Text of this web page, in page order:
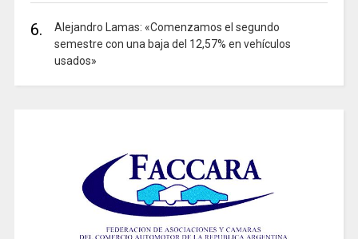
6.
Alejandro Lamas: «Comenzamos el segundo
semestre con una baja del 12,57% en vehículos
usados»